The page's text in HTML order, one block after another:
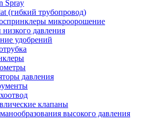
Spray
(гибкий трубопровод)
микроорошение
давления
удобрений
давления
клапаны
высокого давления